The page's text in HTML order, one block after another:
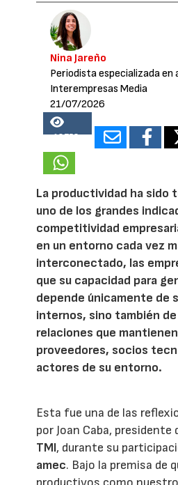
Nina Jareño
Periodista especializada en
Interempresas Media
21/07/2026
18753
La productividad ha sido
uno de los grandes
competitividad
en un entorno cada vez
interconectado, las
que su capacidad para
depende únicamente de
internos, sino también de
relaciones que
proveedores, socios
actores de su entorno.
Esta fue una de las
por Joan Caba, presidente
TMI, durante su
amec. Bajo la premisa de